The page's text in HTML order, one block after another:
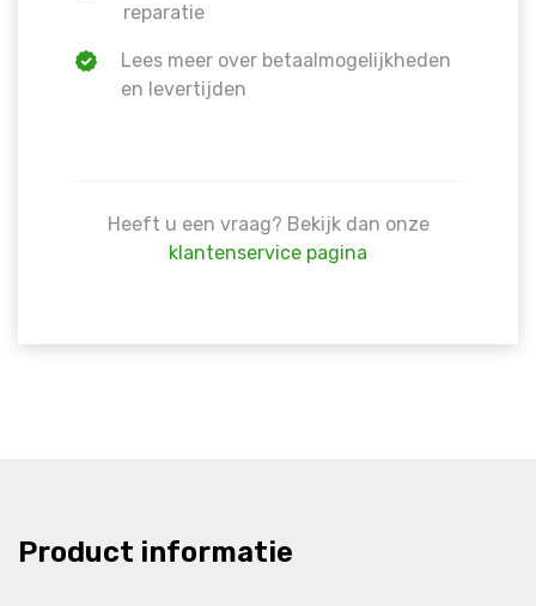
reparatie
Lees meer over betaalmogelijkheden
en levertijden
Heeft u een vraag? Bekijk dan onze
klantenservice pagina
Product informatie